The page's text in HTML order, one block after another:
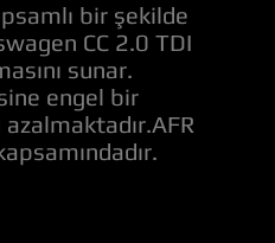
bir şekilde
CC 2.0 TDI
sunar.
engel bir